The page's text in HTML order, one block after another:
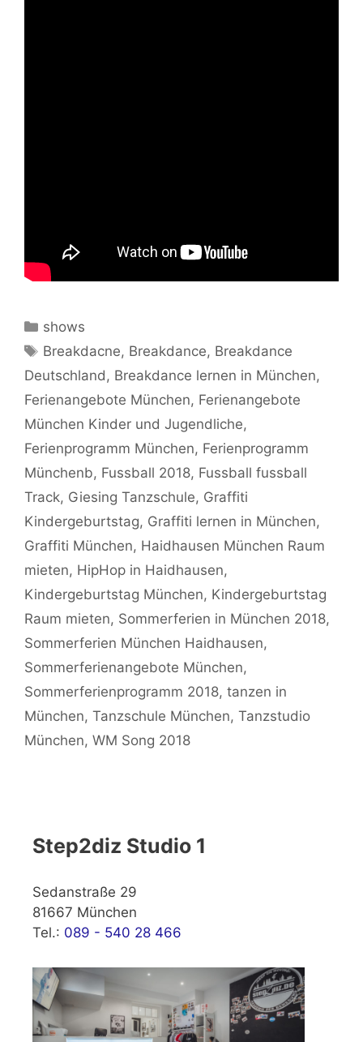
Kategorien
shows
Schlagwörter
Breakdacne, Breakdance, Breakdance
Deutschland, Breakdance lernen in München,
Ferienangebote München, Ferienangebote
München Kinder und Jugendliche,
Ferienprogramm München, Ferienprogramm
Münchenb, Fussball 2018, Fussball fussball
Track, Giesing Tanzschule, Graffiti
Kindergeburtstag, Graffiti lernen in München,
Graffiti München, Haidhausen München Raum
mieten, HipHop in Haidhausen,
Kindergeburtstag München, Kindergeburtstag
Raum mieten, Sommerferien in München 2018,
Sommerferien München Haidhausen,
Sommerferienangebote München,
Sommerferienprogramm 2018, tanzen in
München, Tanzschule München, Tanzstudio
München, WM Song 2018
Step2diz Studio 1
Sedanstraße 29
81667 München
Tel.: 089 - 540 28 466